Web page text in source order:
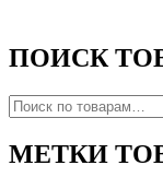
ПОИСК
Искать:
МЕТКИ